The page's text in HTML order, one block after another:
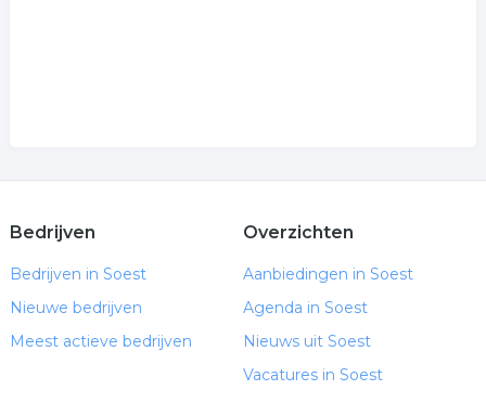
Bedrijven
Bedrijven in Soest
Nieuwe bedrijven
Meest actieve bedrijven
Overzichten
Aanbiedingen in Soest
Agenda in Soest
Nieuws uit Soest
Vacatures in Soest